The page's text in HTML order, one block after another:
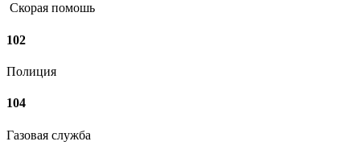
Скорая помошь
102
Полиция
104
Газовая служба